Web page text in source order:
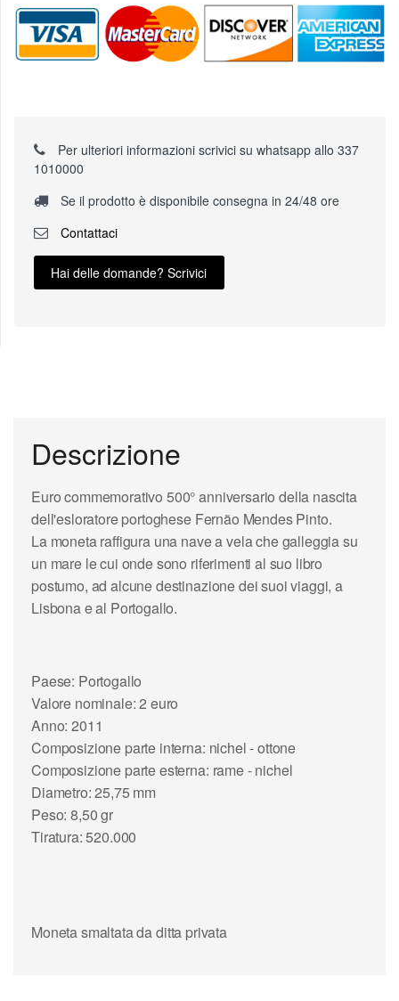
Per ulteriori informazioni scrivici su whatsapp allo 337
1010000
Se il prodotto è disponibile consegna in 24/48 ore
Contattaci
Hai delle domande? Scrivici
Descrizione
Euro commemorativo 500° anniversario della nascita
dell'esloratore portoghese Fernão Mendes Pinto.
La moneta raffigura una nave a vela che galleggia su
un mare le cui onde sono riferimenti al suo libro
postumo, ad alcune destinazione dei suoi viaggi, a
Lisbona e al Portogallo.
Paese: Portogallo
Valore nominale: 2 euro
Anno: 2011
Composizione parte interna: nichel - ottone
Composizione parte esterna: rame - nichel
Diametro: 25,75 mm
Peso: 8,50 gr
Tiratura: 520.000
Monetasmaltatada ditta privata